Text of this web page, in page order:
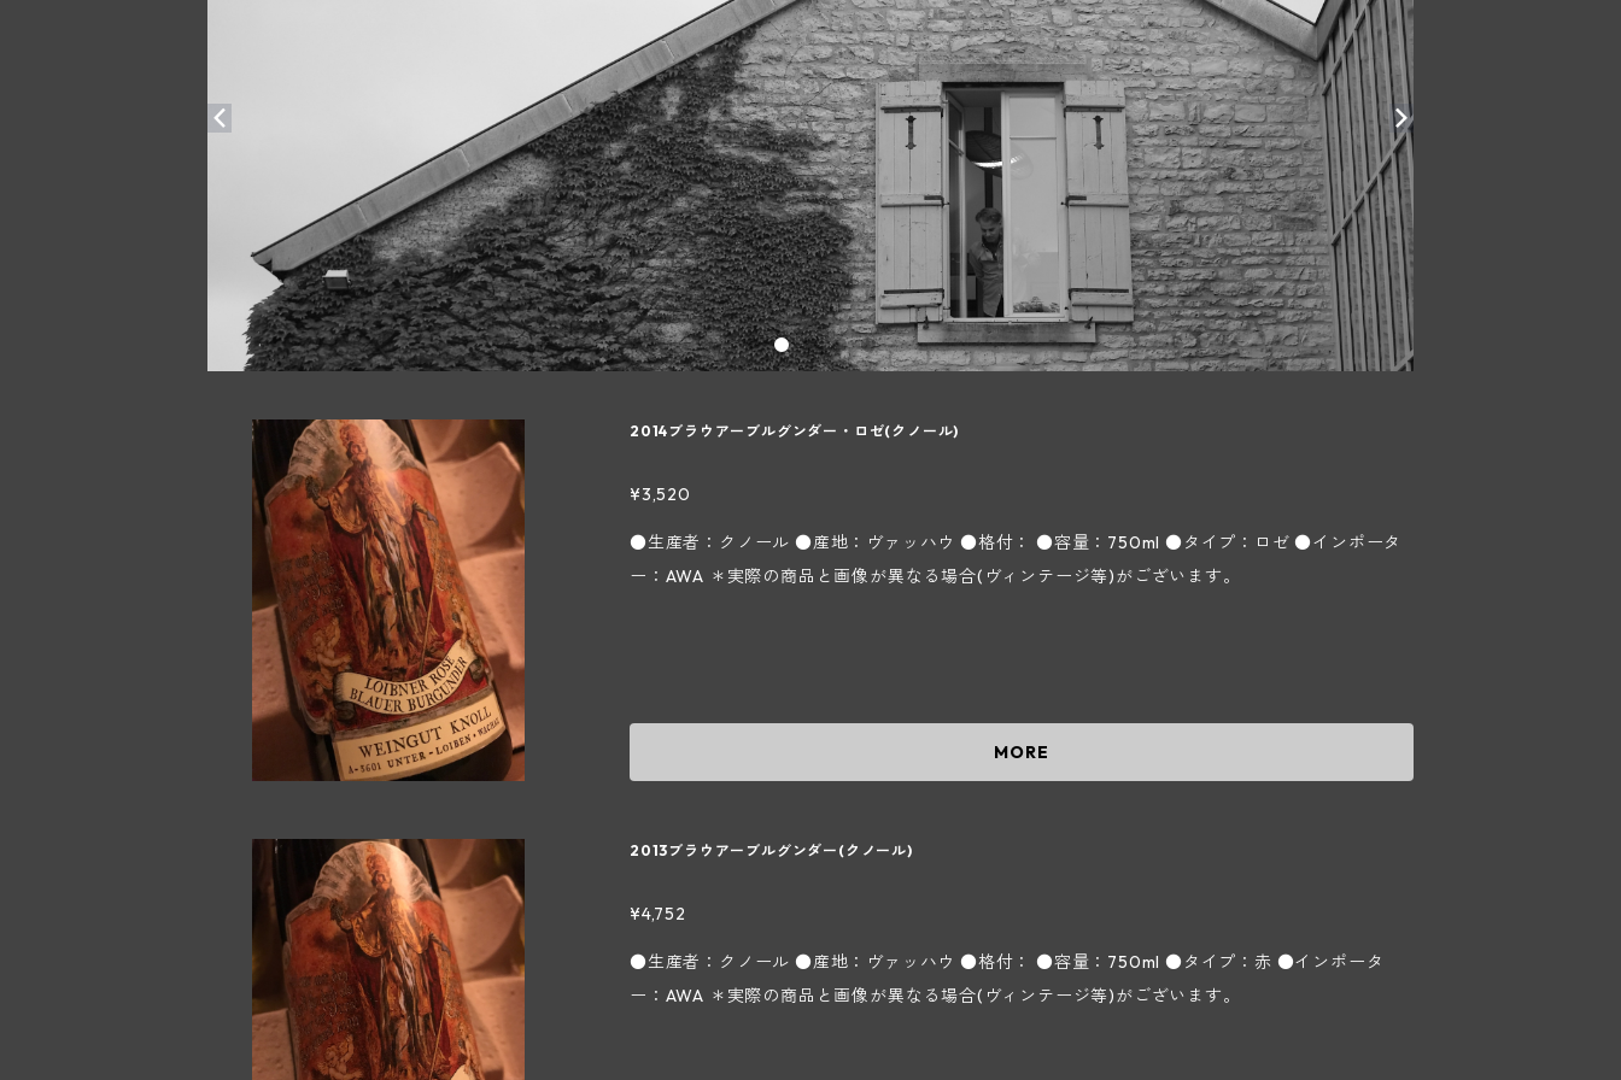
2014ブラウアーブルグンダー・ロゼ(クノール)
¥3,520
●生産者：クノール ●産地：ヴァッハウ ●格付： ●容量：750ml ●タイプ：ロゼ ●インポータ
ー：AWA ＊実際の商品と画像が異なる場合(ヴィンテージ等)がございます。
MORE
2013ブラウアーブルグンダー(クノール)
¥4,752
●生産者：クノール ●産地：ヴァッハウ ●格付： ●容量：750ml ●タイプ：赤 ●インポータ
ー：AWA ＊実際の商品と画像が異なる場合(ヴィンテージ等)がございます。